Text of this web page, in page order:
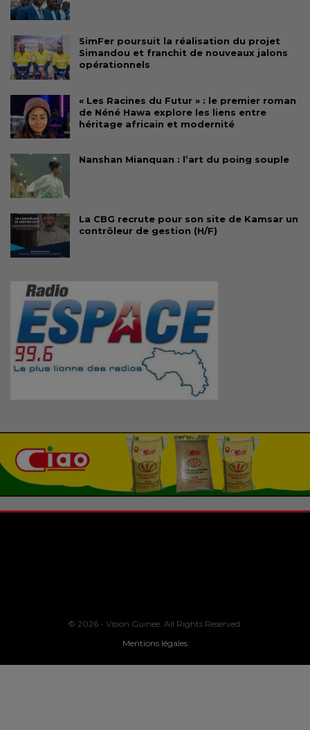
SimFer poursuit la réalisation du projet
Simandou et franchit de nouveaux jalons
opérationnels
« Les Racines du Futur » : le premier roman
de Néné Hawa explore les liens entre
héritage africain et modernité
Nanshan Mianquan : l’art du poing souple
La CBG recrute pour son site de Kamsar un
contrôleur de gestion (H/F)
© 2026 - Vision Guinee. All Rights Reserved.
Mentions légales